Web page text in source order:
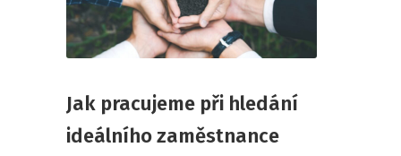
Jak pracujeme při hledání
ideálního zaměstnance